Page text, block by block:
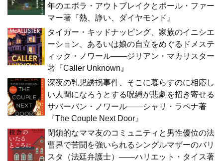
年のエボラ・アウトブレイクとポール・ファー
マー著『熱、諍い、ダイヤモンド』
タイガー・キッドナッピング、家族のイニシエ
ーション、あるいは娘の自立をめぐるドメステ
ィック・ノワール――ジリアン・マカリスター
著『Caller Unknown』
深夜の乳児誘拐事件、そこに暮らすのに相応し
い人間になろうとする呪縛が悲劇を招き寄せる
サバーバン・ノワール――シャリ・ラペナ著
『The Couple Next Door』
閉鎖的なママ友のコミュニティと男性優位の法
曹界で苦闘を強いられるシングルマザーのバリ
スタ（法廷弁護士）――ハリエット・タイス著